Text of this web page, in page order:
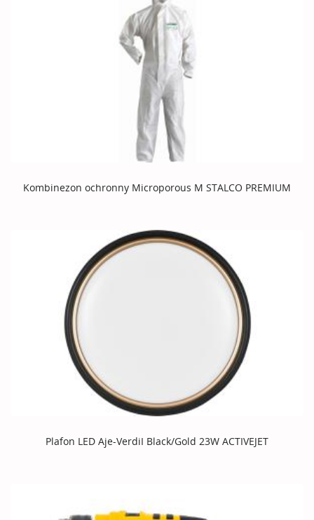
Kombinezon ochronny Microporous M STALCO PREMIUM
Plafon LED Aje-VerdiI Black/Gold 23W ACTIVEJET